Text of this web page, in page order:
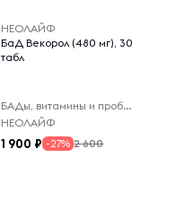
НЕОЛАЙФ
БаД Векорол (480 мг), 30
табл
БАДы, витамины и пробиотики
НЕОЛАЙФ
1 900 -27% 2 600